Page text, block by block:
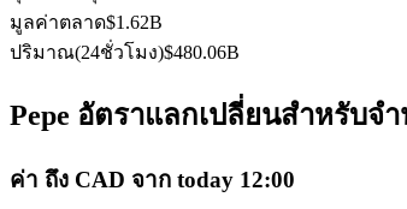
ฟิวเจอร์ส USDC
มูลค่าตลาด$1.62B
ปริมาณ(24ชั่วโมง)$480.06B
Pepe อัตราแลกเปลี่ยนสำหรับจ
ค่า ถึง CAD จาก today 12:00